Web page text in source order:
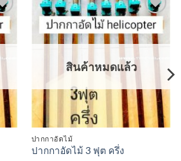
เพิ่มเข้า
ใน
ที่
ติดตาม
สินค้าหมดแล้ว
ปากกาอัดไม้
ปากกาอัดไม้ 3 ฟุต ครึ่ง